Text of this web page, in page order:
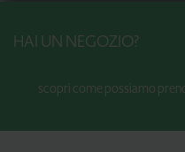
HAI UN A ATTIVITÀ
scopri come possiamo